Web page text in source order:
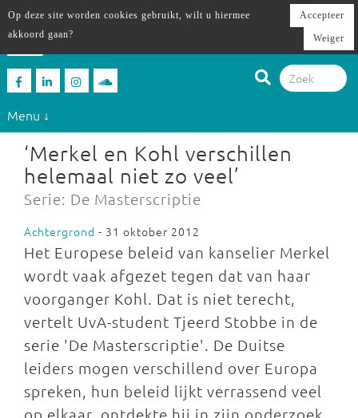
Menu ↓
‘Merkel en Kohl verschillen
helemaal niet zo veel’
Serie: De Masterscriptie
Achtergrond - 31 oktober 2012
Het Europese beleid van kanselier Merkel
wordt vaak afgezet tegen dat van haar
voorganger Kohl. Dat is niet terecht,
vertelt UvA-student Tjeerd Stobbe in de
serie 'De Masterscriptie'. De Duitse
leiders mogen verschillend over Europa
spreken, hun beleid lijkt verrassend veel
op elkaar, ontdekte hij in zijn onderzoek.
Op deze site worden cookies gebruikt, wilt u hiermee
akkoord gaan?
Accepteer
Weiger